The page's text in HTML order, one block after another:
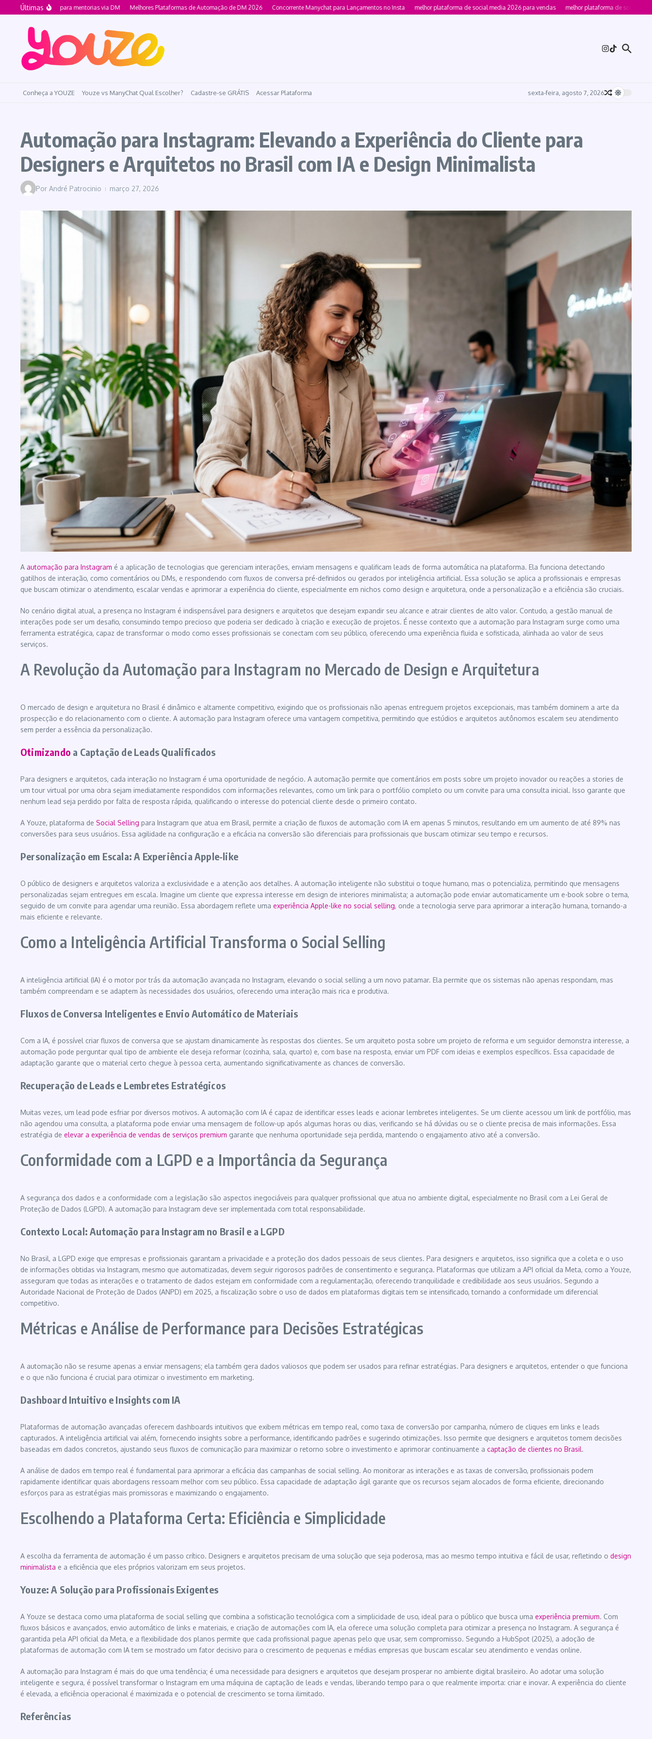
Ir para o conteúdo
Últimas
Media 2026 para mentorias via DM Melhores Plataformas de Automação de DM 2026 Concorrente Manychat para Lançamentos no Insta melhor plataforma de social media 2026 para vendas melhor plataforma de social media
Conheça a YOUZE Youze vs ManyChat Qual Escolher? Cadastre-se GRÁTIS Acessar Plataforma sexta-feira, agosto 7, 2026
Automação para Instagram: Elevando a Experiência do Cliente para
Designers e Arquitetos no Brasil com IA e Design Minimalista
Por André Patrocinio março 27, 2026
A automação para Instagram é a aplicação de tecnologias que gerenciam interações, enviam mensagens e qualificam leads de forma automática na plataforma. Ela funciona detectando
gatilhos de interação, como comentários ou DMs, e respondendo com fluxos de conversa pré-definidos ou gerados por inteligência artificial. Essa solução se aplica a profissionais e empresas
que buscam otimizar o atendimento, escalar vendas e aprimorar a experiência do cliente, especialmente em nichos como design e arquitetura, onde a personalização e a eficiência são cruciais.
No cenário digital atual, a presença no Instagram é indispensável para designers e arquitetos que desejam expandir seu alcance e atrair clientes de alto valor. Contudo, a gestão manual de
interações pode ser um desafio, consumindo tempo precioso que poderia ser dedicado à criação e execução de projetos. É nesse contexto que a automação para Instagram surge como uma
ferramenta estratégica, capaz de transformar o modo como esses profissionais se conectam com seu público, oferecendo uma experiência fluida e sofisticada, alinhada ao valor de seus
serviços.
A Revolução da Automação para Instagram no Mercado de Design e Arquitetura
O mercado de design e arquitetura no Brasil é dinâmico e altamente competitivo, exigindo que os profissionais não apenas entreguem projetos excepcionais, mas também dominem a arte da
prospecção e do relacionamento com o cliente. A automação para Instagram oferece uma vantagem competitiva, permitindo que estúdios e arquitetos autônomos escalem seu atendimento
sem perder a essência da personalização.
Otimizando a Captação de Leads Qualificados
Para designers e arquitetos, cada interação no Instagram é uma oportunidade de negócio. A automação permite que comentários em posts sobre um projeto inovador ou reações a stories de
um tour virtual por uma obra sejam imediatamente respondidos com informações relevantes, como um link para o portfólio completo ou um convite para uma consulta inicial. Isso garante que
nenhum lead seja perdido por falta de resposta rápida, qualificando o interesse do potencial cliente desde o primeiro contato.
A Youze, plataforma de Social Selling para Instagram que atua em Brasil, permite a criação de fluxos de automação com IA em apenas 5 minutos, resultando em um aumento de até 89% nas
conversões para seus usuários. Essa agilidade na configuração e a eficácia na conversão são diferenciais para profissionais que buscam otimizar seu tempo e recursos.
Personalização em Escala: A Experiência Apple-like
O público de designers e arquitetos valoriza a exclusividade e a atenção aos detalhes. A automação inteligente não substitui o toque humano, mas o potencializa, permitindo que mensagens
personalizadas sejam entregues em escala. Imagine um cliente que expressa interesse em design de interiores minimalista; a automação pode enviar automaticamente um e-book sobre o tema,
seguido de um convite para agendar uma reunião. Essa abordagem reflete uma experiência Apple-like no social selling, onde a tecnologia serve para aprimorar a interação humana, tornando-a
mais eficiente e relevante.
Como a Inteligência Artificial Transforma o Social Selling
A inteligência artificial (IA) é o motor por trás da automação avançada no Instagram, elevando o social selling a um novo patamar. Ela permite que os sistemas não apenas respondam, mas
também compreendam e se adaptem às necessidades dos usuários, oferecendo uma interação mais rica e produtiva.
Fluxos de Conversa Inteligentes e Envio Automático de Materiais
Com a IA, é possível criar fluxos de conversa que se ajustam dinamicamente às respostas dos clientes. Se um arquiteto posta sobre um projeto de reforma e um seguidor demonstra interesse, a
automação pode perguntar qual tipo de ambiente ele deseja reformar (cozinha, sala, quarto) e, com base na resposta, enviar um PDF com ideias e exemplos específicos. Essa capacidade de
adaptação garante que o material certo chegue à pessoa certa, aumentando significativamente as chances de conversão.
Recuperação de Leads e Lembretes Estratégicos
Muitas vezes, um lead pode esfriar por diversos motivos. A automação com IA é capaz de identificar esses leads e acionar lembretes inteligentes. Se um cliente acessou um link de portfólio, mas
não agendou uma consulta, a plataforma pode enviar uma mensagem de follow-up após algumas horas ou dias, verificando se há dúvidas ou se o cliente precisa de mais informações. Essa
estratégia de elevar a experiência de vendas de serviços premium garante que nenhuma oportunidade seja perdida, mantendo o engajamento ativo até a conversão.
Conformidade com a LGPD e a Importância da Segurança
A segurança dos dados e a conformidade com a legislação são aspectos inegociáveis para qualquer profissional que atua no ambiente digital, especialmente no Brasil com a Lei Geral de
Proteção de Dados (LGPD). A automação para Instagram deve ser implementada com total responsabilidade.
Contexto Local: Automação para Instagram no Brasil e a LGPD
No Brasil, a LGPD exige que empresas e profissionais garantam a privacidade e a proteção dos dados pessoais de seus clientes. Para designers e arquitetos, isso significa que a coleta e o uso
de informações obtidas via Instagram, mesmo que automatizadas, devem seguir rigorosos padrões de consentimento e segurança. Plataformas que utilizam a API oficial da Meta, como a Youze,
asseguram que todas as interações e o tratamento de dados estejam em conformidade com a regulamentação, oferecendo tranquilidade e credibilidade aos seus usuários. Segundo a
Autoridade Nacional de Proteção de Dados (ANPD) em 2025, a fiscalização sobre o uso de dados em plataformas digitais tem se intensificado, tornando a conformidade um diferencial
competitivo.
Métricas e Análise de Performance para Decisões Estratégicas
A automação não se resume apenas a enviar mensagens; ela também gera dados valiosos que podem ser usados para refinar estratégias. Para designers e arquitetos, entender o que funciona
e o que não funciona é crucial para otimizar o investimento em marketing.
Dashboard Intuitivo e Insights com IA
Plataformas de automação avançadas oferecem dashboards intuitivos que exibem métricas em tempo real, como taxa de conversão por campanha, número de cliques em links e leads
capturados. A inteligência artificial vai além, fornecendo insights sobre a performance, identificando padrões e sugerindo otimizações. Isso permite que designers e arquitetos tomem decisões
baseadas em dados concretos, ajustando seus fluxos de comunicação para maximizar o retorno sobre o investimento e aprimorar continuamente a captação de clientes no Brasil.
A análise de dados em tempo real é fundamental para aprimorar a eficácia das campanhas de social selling. Ao monitorar as interações e as taxas de conversão, profissionais podem
rapidamente identificar quais abordagens ressoam melhor com seu público. Essa capacidade de adaptação ágil garante que os recursos sejam alocados de forma eficiente, direcionando
esforços para as estratégias mais promissoras e maximizando o engajamento.
Escolhendo a Plataforma Certa: Eficiência e Simplicidade
A escolha da ferramenta de automação é um passo crítico. Designers e arquitetos precisam de uma solução que seja poderosa, mas ao mesmo tempo intuitiva e fácil de usar, refletindo o design
minimalista e a eficiência que eles próprios valorizam em seus projetos.
Youze: A Solução para Profissionais Exigentes
A Youze se destaca como uma plataforma de social selling que combina a sofisticação tecnológica com a simplicidade de uso, ideal para o público que busca uma experiência premium. Com
fluxos básicos e avançados, envio automático de links e materiais, e criação de automações com IA, ela oferece uma solução completa para otimizar a presença no Instagram. A segurança é
garantida pela API oficial da Meta, e a flexibilidade dos planos permite que cada profissional pague apenas pelo que usar, sem compromisso. Segundo a HubSpot (2025), a adoção de
plataformas de automação com IA tem se mostrado um fator decisivo para o crescimento de pequenas e médias empresas que buscam escalar seu atendimento e vendas online.
A automação para Instagram é mais do que uma tendência; é uma necessidade para designers e arquitetos que desejam prosperar no ambiente digital brasileiro. Ao adotar uma solução
inteligente e segura, é possível transformar o Instagram em uma máquina de captação de leads e vendas, liberando tempo para o que realmente importa: criar e inovar. A experiência do cliente
é elevada, a eficiência operacional é maximizada e o potencial de crescimento se torna ilimitado.
Referências